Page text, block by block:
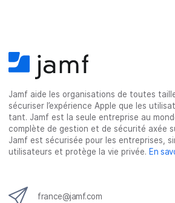
Jamf aide les organisations de toutes
sécuriser l’expérience Apple que les
tant. Jamf est la seule entreprise au
complète de gestion et de sécurité axée
Jamf est sécurisée pour les entreprises,
utilisateurs et protège la vie privée. En
france@jamf.com